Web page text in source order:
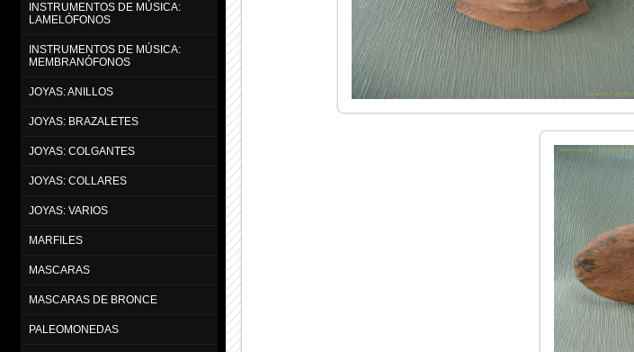
INSTRUMENTOS DE MÚSICA:
LAMELÓFONOS
INSTRUMENTOS DE MÚSICA:
MEMBRANÓFONOS
JOYAS: ANILLOS
JOYAS: BRAZALETES
JOYAS: COLGANTES
JOYAS: COLLARES
JOYAS: VARIOS
MARFILES
MASCARAS
MASCARAS DE BRONCE
PALEOMONEDAS